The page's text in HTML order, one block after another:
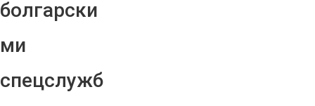
болгарски
ми
спецслужб